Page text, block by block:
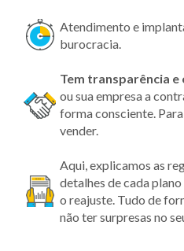
Atendimento e
burocracia.
Tem transparência e
ou sua empresa a
forma consciente.
vender.
Aqui, explicamos as
detalhes de cada
o reajuste. Tudo de
não ter surpresas no